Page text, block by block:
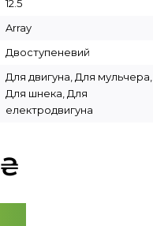
12.5
Array
Двоступеневий
Для двигуна, Для мульчера,
Для шнека, Для
електродвигуна
₴